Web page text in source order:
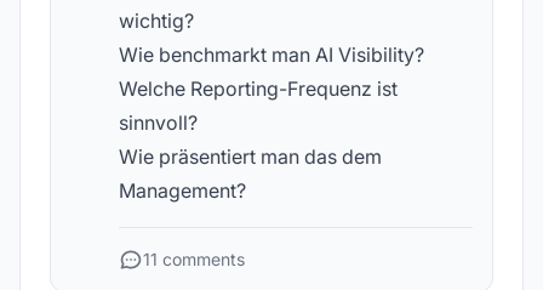
wichtig?
Wie benchmarkt man AI Visibility?
Welche Reporting-Frequenz ist
sinnvoll?
Wie präsentiert man das dem
Management?
11 comments